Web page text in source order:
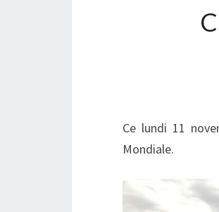
Ce lundi 11
Mondiale.